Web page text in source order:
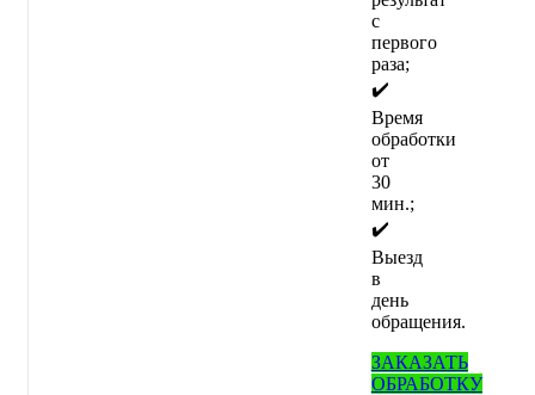
с
первого
раза;
✔️
Время
обработки
от
30
мин.;
✔️
Выезд
в
день
обращения.
ЗАКАЗАТЬ
ОБРАБОТКУ